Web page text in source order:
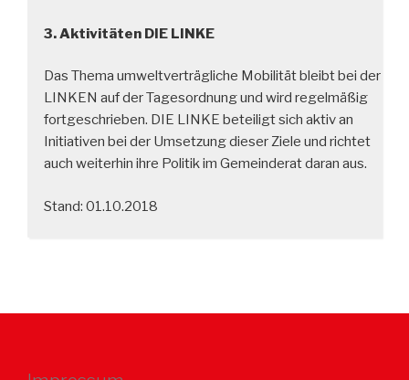
3. Aktivitäten DIE LINKE
Das Thema umweltverträgliche Mobilität bleibt bei der
LINKEN auf der Tagesordnung und wird regelmäßig
fortgeschrieben. DIE LINKE beteiligt sich aktiv an
Initiativen bei der Umsetzung dieser Ziele und richtet
auch weiterhin ihre Politik im Gemeinderat daran aus.
Stand: 01.10.2018